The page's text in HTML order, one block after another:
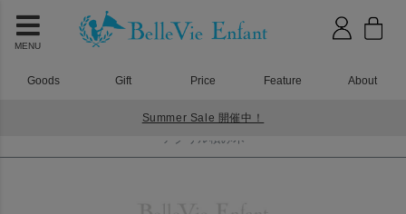
MENU
Goods Gift Price Feature About
Summer Sale 開催中！
アクリル積み木